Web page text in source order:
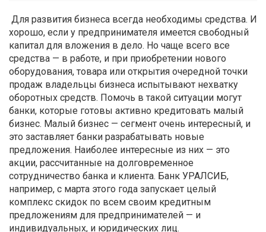
Для развития бизнеса всегда необходимы средства. И
хорошо, если у предпринимателя имеется свободный
капитал для вложения в дело. Но чаще всего все
средства — в работе, и при приобретении нового
оборудования, товара или открытия очередной точки
продаж владельцы бизнеса испытывают нехватку
оборотных средств. Помочь в такой ситуации могут
банки, которые готовы активно кредитовать малый
бизнес. Малый бизнес — сегмент очень интересный, и
это заставляет банки разрабатывать новые
предложения. Наиболее интересные из них — это
акции, рассчитанные на долговременное
сотрудничество банка и клиента. Банк УРАЛСИБ,
например, с марта этого года запускает целый
комплекс скидок по всем своим кредитным
предложениям для предпринимателей — и
индивидуальных, и юридических лиц.